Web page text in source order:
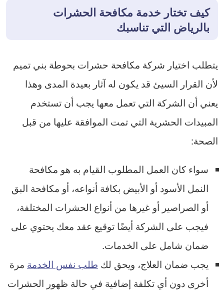
كيف تختار خدمة مكافحة الحشرات
بالرياض التي تناسبك
يتطلب اختيار شركة مكافحة حشرات بحوطة بني تميم
لأن القرار السيئ قد يكون له آثار بعيدة المدى وهذا
يعني أن الشركة التي تعمل معها يجب أن تستخدم
المبيدات الحشرية التي تمت الموافقة عليها من قبل
الصحة:
سواء كان العمل المطلوب القيام به هو مكافحة
النمل الأسود أو الأبيض بكافة أنواعه، أو مكافحة البق
أو الصراصير أو غيرها من أنواع الحشرات المختلفة،
فيجب على الشركة أيضًا توقيع عقد معك يحتوي على
ضمان شامل على الخدمات.
يجب ضمان العلاج، ويحق لك طلب نفس الخدمة مرة
أخرى دون أي تكلفة إضافية في حالة ظهور الحشرات